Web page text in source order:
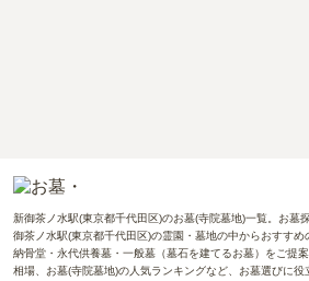
新御茶ノ水駅(東京都千代田区)のお墓(寺院墓地)一覧。お墓
御茶ノ水駅(東京都千代田区)の霊園・墓地の中からおすすめ
納骨堂・永代供養墓・一般墓（墓石を建てるお墓）をご提
相場、お墓(寺院墓地)の人気ランキングなど、お墓選びに役